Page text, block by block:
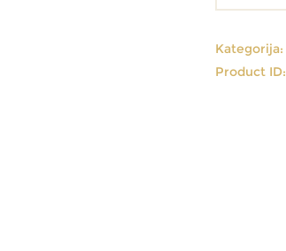
količina
Kategorija:
Product ID: